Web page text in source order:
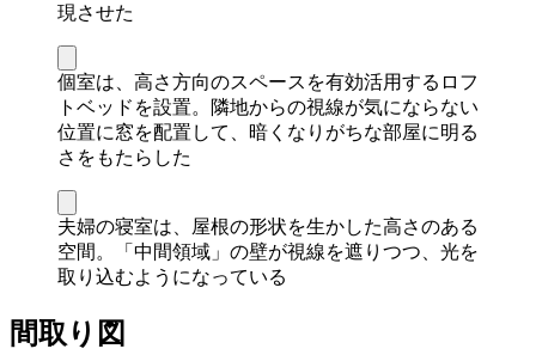
現させた
個室は、高さ方向のスペースを有効活用するロフ
トベッドを設置。隣地からの視線が気にならない
位置に窓を配置して、暗くなりがちな部屋に明る
さをもたらした
夫婦の寝室は、屋根の形状を生かした高さのある
空間。「中間領域」の壁が視線を遮りつつ、光を
取り込むようになっている
間取り図